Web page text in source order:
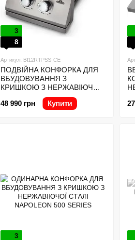
3
8
Артикул: BI12RTPSS-CE
ПОДВІЙНА КОНФОРКА ДЛЯ
ВБУДОВУВАННЯ З
КРИШКОЮ З НЕРЖАВІЮЧОЇ
СТАЛІ NAPOLEON 500
SERIES
48 990 грн Купити
3